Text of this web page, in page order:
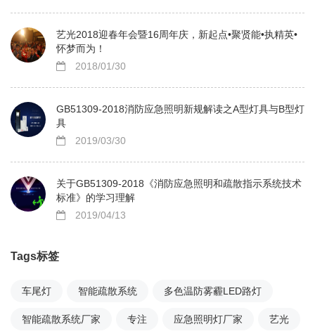
艺光2018迎春年会暨16周年庆，新起点•聚贤能•执精英•
怀梦而为！
2018/01/30
GB51309-2018消防应急照明新规解读之A型灯具与B型灯
具
2019/03/30
关于GB51309-2018《消防应急照明和疏散指示系统技术
标准》的学习理解
2019/04/13
Tags标签
车尾灯 智能疏散系统 多色温防雾霾LED路灯
智能疏散系统厂家 专注 应急照明灯厂家 艺光